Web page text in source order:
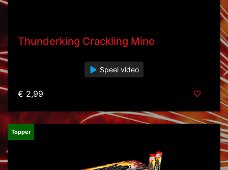
Thunderking Crackling Mine
Speel video
€ 2,99
Topper